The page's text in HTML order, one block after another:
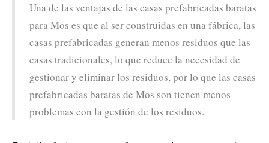
Una de las ventajas de las casas prefabricadas baratas
para Mos es que al ser construidas en una fábrica, las
casas prefabricadas generan menos residuos que las
casas tradicionales, lo que reduce la necesidad de
gestionar y eliminar los residuos, por lo que las casas
prefabricadas baratas de Mos son tienen menos
problemas con la gestión de los residuos.